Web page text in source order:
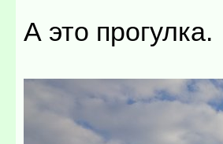
А это прогулка.